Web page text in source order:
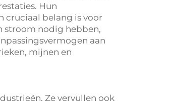
Hun
cruciaal belang is voor
stroom nodig hebben,
aan
mijnen en
Ze vervullen ook